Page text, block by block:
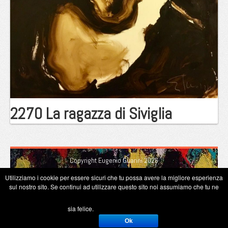
2270 La ragazza di Siviglia
Copyright Eugenio Guarini 2026
Utilizziamo i cookie per essere sicuri che tu possa avere la migliore esperienza
sul nostro sito. Se continui ad utilizzare questo sito noi assumiamo che tu ne
sia felice.
Ok